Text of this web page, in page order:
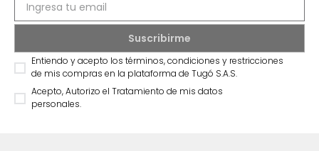
Entiendo y acepto los términos, condiciones y restricciones
de mis compras en la plataforma de Tugó S.A.S.
Acepto, Autorizo el Tratamiento de mis datos
personales.